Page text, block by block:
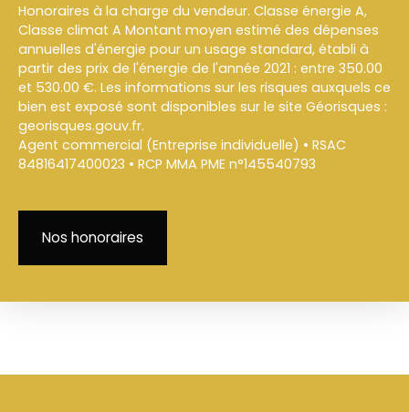
Honoraires à la charge du vendeur. Classe énergie A,
Classe climat A Montant moyen estimé des dépenses
annuelles d'énergie pour un usage standard, établi à
partir des prix de l'énergie de l'année 2021 : entre 350.00
et 530.00 €. Les informations sur les risques auxquels ce
bien est exposé sont disponibles sur le site Géorisques :
georisques.gouv.fr.
Agent commercial (Entreprise individuelle) • RSAC
84816417400023 • RCP MMA PME n°145540793
Nos honoraires